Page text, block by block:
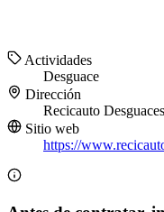
Actividades
Desguace
Dirección
Recicauto
Sitio web
https://